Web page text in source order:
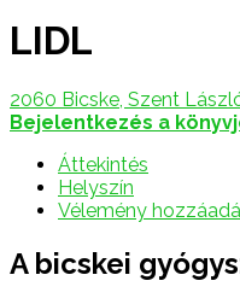
LIDL
2060 Bicske, Szent
Bejelentkezés a
Áttekintés
Helyszín
Vélemény
A bicskei